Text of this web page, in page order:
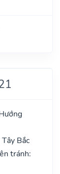
Bắc
tránh: